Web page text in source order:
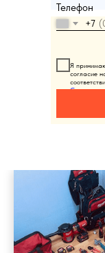
Телефон
+7
Я
согласие
Согласием